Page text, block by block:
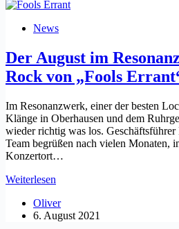
kommt
24.
–
zwei
Vorab-
News
Der August im
Rock von „Fools
Im Resonanzwerk, einer der besten
Klänge in Oberhausen und dem
wieder richtig was los.
Team begrüßen nach vielen Monaten,
Konzertort…
Weiterlesen
im
Resonanzwerk
Oliver
6. August 2021